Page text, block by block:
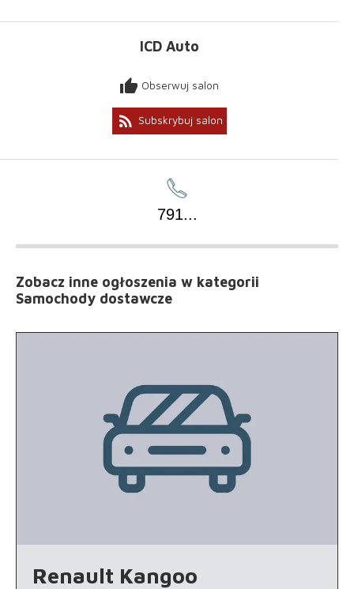
ICD Auto
thumb_up Obserwuj salon
rss_feed Subskrybuj salon
791...
Zobacz inne ogłoszenia w kategorii
Samochody dostawcze
Renault Kangoo